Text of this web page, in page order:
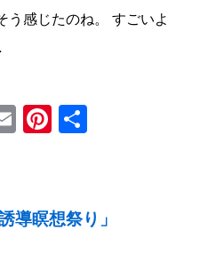
感じたのね。 すごいよ
EmailPinterest
誘導瞑想祭り」